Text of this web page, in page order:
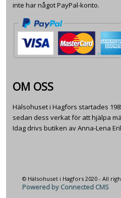
inte har något PayPal-konto.
OM OSS
Hälsohuset i Hagfors startades
sedan dess verkat för att hjälpa
Idag drivs butiken av Anna-Lena
© Hälsohuset i Hagfors 2020 - All
Powered by Connected CMS